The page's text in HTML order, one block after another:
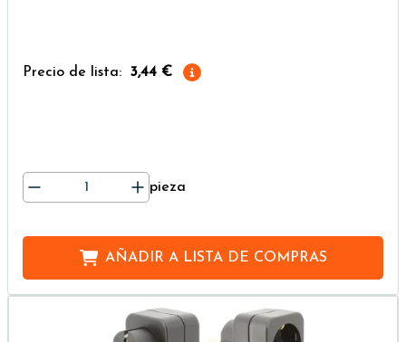
Precio de lista: 3,44 €
pieza
AÑADIR ALISTA DE COMPRAS